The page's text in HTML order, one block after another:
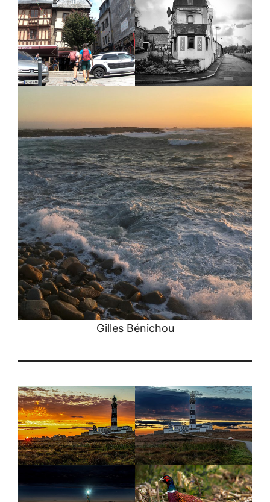
Gilles Bénichou